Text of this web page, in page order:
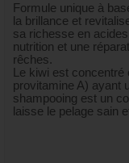
Formule unique à
la brillance et
sa richesse en
nutrition et une
rêches.
Le kiwi est
provitamine A) ayant
shampooing est un
laisse le pelage sain